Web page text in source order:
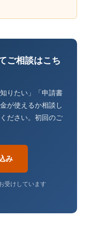
ご相談はこち
りたい」「申請書
が使えるか相談し
ださい。初回のご
み
受けしています